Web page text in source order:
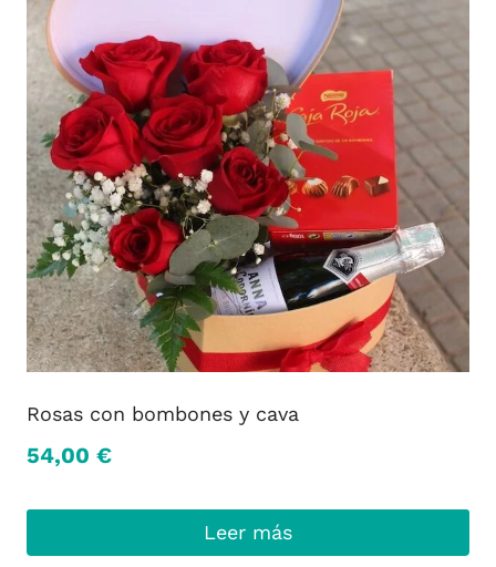
Rosas con bombones y cava
54,00 €
Leer más